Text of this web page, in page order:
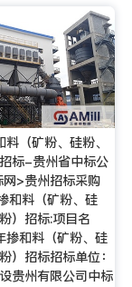
（矿粉、硅粉、
标-贵州省中标公
>贵州招标采购
和料（矿粉、硅
）招标:项目名
和料（矿粉、硅
）招标招标单位：
贵州有限公司中标